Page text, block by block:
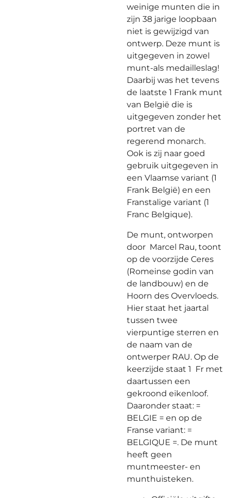
weinige munten die in
zijn 38 jarige loopbaan
niet is gewijzigd van
ontwerp. Deze munt is
uitgegeven in zowel
munt-als medailleslag!
Daarbij was het tevens
de laatste 1 Frank munt
van België die is
uitgegeven zonder het
portret van de
regerend monarch.
Ook is zij naar goed
gebruik uitgegeven in
een Vlaamse variant (1
Frank België) en een
Franstalige variant (1
Franc Belgique).
De munt, ontworpen
door Marcel Rau, toont
op de voorzijde Ceres
(Romeinse godin van
de landbouw) en de
Hoorn des Overvloeds.
Hier staat het jaartal
tussen twee
vierpuntige sterren en
de naam van de
ontwerper RAU. Op de
keerzijde staat 1 Fr met
daartussen een
gekroond eikenloof.
Daaronder staat: =
BELGIE = en op de
Franse variant: =
BELGIQUE =. De munt
heeft geen
muntmeester- en
munthuisteken.